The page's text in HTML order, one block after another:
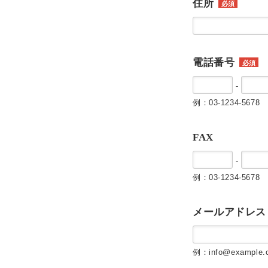
住所 必須
電話番号 必須
-
例：03-1234-5678
FAX
-
例：03-1234-5678
メールアドレス
例：